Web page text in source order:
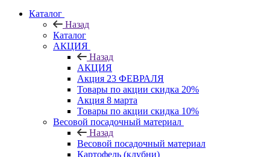
Каталог
Назад
Каталог
АКЦИЯ
Назад
АКЦИЯ
Акция 23 ФЕВРАЛЯ
Товары по акции скидка 20%
Акция 8 марта
Товары по акции скидка 10%
Весовой посадочный материал
Назад
Весовой посадочный материал
Картофель (клубни)